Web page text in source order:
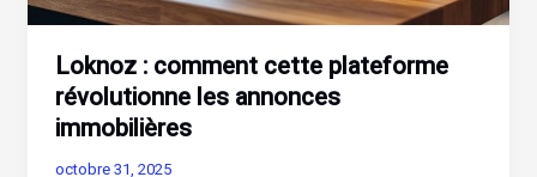
Loknoz : comment cette plateforme
révolutionne les annonces
immobilières
octobre 31, 2025